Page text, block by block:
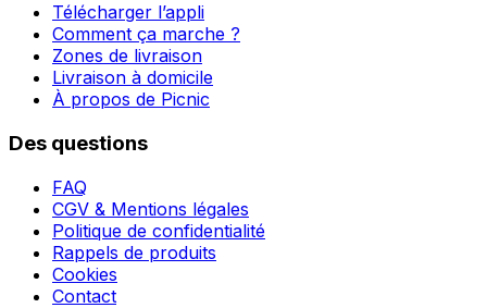
Télécharger l’appli
Comment ça marche ?
Zones de livraison
Livraison à domicile
À propos de Picnic
Des questions
FAQ
CGV & Mentions légales
Politique de confidentialité
Rappels de produits
Cookies
Contact